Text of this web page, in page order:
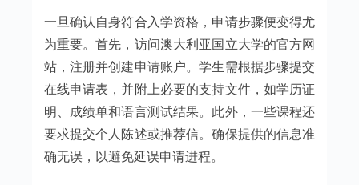
一旦确认自身符合入学资格，申请步骤便变得尤
为重要。首先，访问澳大利亚国立大学的官方网
站，注册并创建申请账户。学生需根据步骤提交
在线申请表，并附上必要的支持文件，如学历证
明、成绩单和语言测试结果。此外，一些课程还
要求提交个人陈述或推荐信。确保提供的信息准
确无误，以避免延误申请进程。